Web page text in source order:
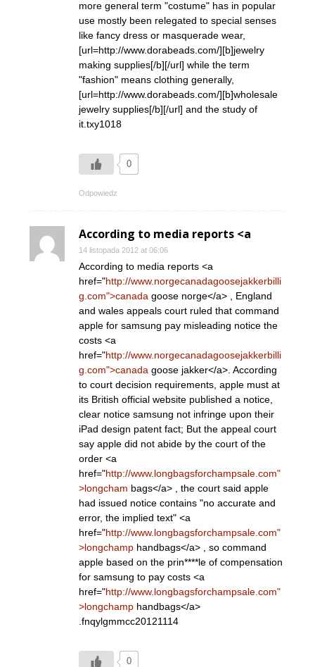
more general term "costume" has in popular
use mostly been relegated to special senses
like fancy dress or masquerade wear,
[url=http://www.dorabeads.com/][b]jewelry
making supplies[/b][/url] while the term
"fashion" means clothing generally,
[url=http://www.dorabeads.com/][b]wholesale
jewelry supplies[/b][/url] and the study of
it.txy1018
0
Odpowiedz
According to media reports <a
14 listopada 2012 at 06:06
According to media reports <a
href="http://www.norgecanadagoosejakkerbilli
g.com">canada goose norge</a> , England
and wales appeals court ruled that command
apple for samsung pay misleading notice the
costs <a
href="http://www.norgecanadagoosejakkerbilli
g.com">canada goose jakker</a>. According
to court decision requirements, apple must at
its British official website published a notice,
clear notice samsung not infringe upon their
iPad design patent fact; But the appeal court
say apple did not abide by the court of the
order <a
href="http://www.longbagsforchampsale.com"
>longcham bags</a> , the court said apple
had issued notice contains "no accurate and
error, the implied text" <a
href="http://www.longbagsforchampsale.com"
>longchamp handbags</a> , so command
apple based on the prin****le of compensation
for samsung to pay costs <a
href="http://www.longbagsforchampsale.com"
>longchamp handbags</a>
.fnqylgmmcc20121114
0